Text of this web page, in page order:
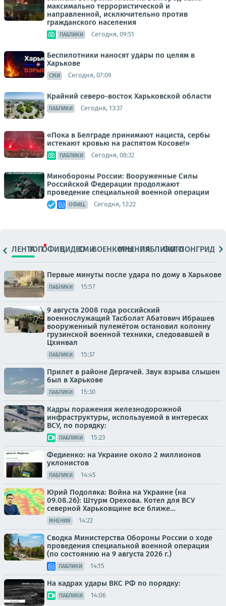
максимально террористической и
направленной, исключительно против
гражданского населения
ПАБЛИКИ Сегодня, 09:51
Беспилотники наносят удары по целям в
Харькове
СМИ Сегодня, 07:09
Крайний северо-восток Харьковской области
ПАБЛИКИ Сегодня, 13:37
«Пока в Белграде принимают нациста, сербы
истекают кровью на распятом Косове!»
ПАБЛИКИ Сегодня, 08:32
Минобороны России: Вооруженные Силы
Российской Федерации продолжают
проведение специальной военной операции
ОФИЦ. Сегодня, 12:22
ЛЕНТАТОПОФИЦ.ВИДЕОСМИВОЕНКОРЫМНЕНИЯПАБЛИКИ
ФОТОЛОНГРИДЫ
Первые минуты после удара по дому в Харькове
ПАБЛИКИ 15:57
9 августа 2008 года российский
военнослужащий Тасболат Абатович Ибрашев
вооруженный пулемётом остановил колонну
грузинской военной техники, следовавшей в
Цхинвал
ПАБЛИКИ 15:37
Прилет в районе Дергачей. Звук взрыва слышен
был в Харькове
ПАБЛИКИ 15:30
Кадры поражения железнодорожной
инфраструктуры, используемой в интересах
ВСУ, по порядку:
ПАБЛИКИ 15:23
Федиенко: на Украине около 2 миллионов
уклонистов
ПАБЛИКИ 14:45
Юрий Подоляка: Война на Украине (на
09.08.26): Штурм Орехова. Котел для ВСУ
северной Харьковщине все ближе…
МНЕНИЯ 14:22
Сводка Министерства Обороны России о ходе
проведения специальной военной операции
(по состоянию на 9 августа 2026 г.)
ПАБЛИКИ 14:15
На кадрах удары ВКС РФ по порядку:
ПАБЛИКИ 14:06